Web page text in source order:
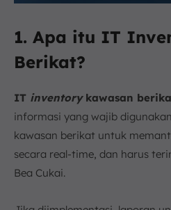
1. Apa itu IT
Berikat?
IT inventorykawasan
informasi yang wajib
kawasan berikat untuk
secara real-time, dan harus
Bea Cukai.